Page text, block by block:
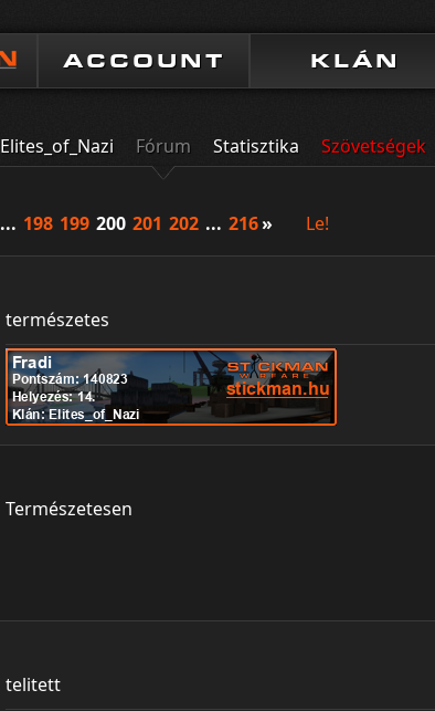
ACCOUNT KLÁN
Elites_of_Nazi Fórum Statisztika Szövetségek
... 198 199 200 201 202 ... 216» Le!
természetes
Természetesen
telitett